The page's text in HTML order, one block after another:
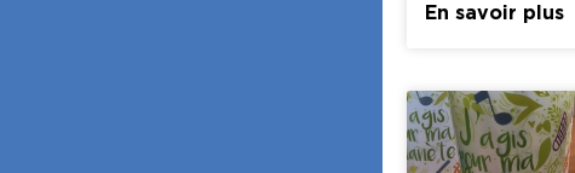
En savoir plus